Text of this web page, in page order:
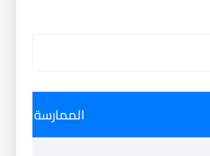
الممارسة